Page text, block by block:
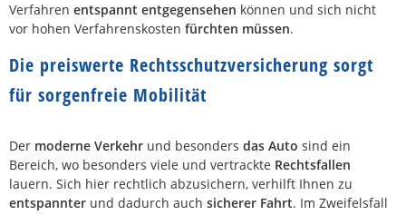
Verfahren entspannt entgegensehen können und sich nicht
vor hohen Verfahrenskosten fürchten müssen.
Die preiswerte Rechtsschutzversicherung sorgt
für sorgenfreie Mobilität
Der moderne Verkehr und besonders das Auto sind ein
Bereich, wo besonders viele und vertrackte Rechtsfallen
lauern. Sich hier rechtlich abzusichern, verhilft Ihnen zu
entspannter und dadurch auch sicherer Fahrt. Im Zweifelsfall